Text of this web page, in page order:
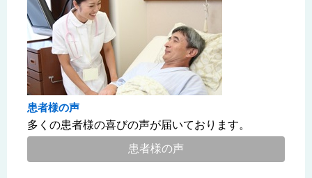
患者様の声
多くの患者様の喜びの声が届いております。
患者様の声